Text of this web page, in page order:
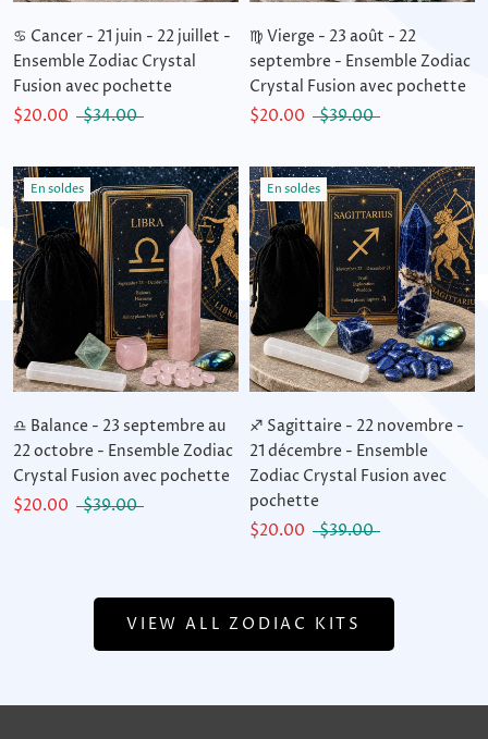
♋ Cancer - 21 juin - 22 juillet -
Ensemble Zodiac Crystal
Fusion avec pochette
$20.00
$34.00
♍ Vierge - 23 août - 22
septembre - Ensemble Zodiac
Crystal Fusion avec pochette
$20.00
$39.00
En soldes
♎ Balance - 23 septembre au
22 octobre - Ensemble Zodiac
Crystal Fusion avec pochette
$20.00
$39.00
En soldes
♐ Sagittaire - 22 novembre -
21 décembre - Ensemble
Zodiac Crystal Fusion avec
pochette
$20.00
$39.00
VIEW ALL ZODIAC KITS